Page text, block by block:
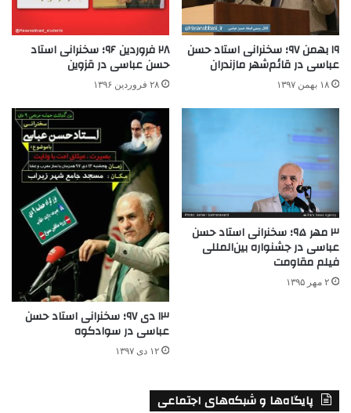
۱۹ بهمن ۹۷؛ سخنرانی استاد حسن
عباسی در قائم‌شهر مازندران
۱۸ بهمن ۱۳۹۷
۲۸ فروردین ۹۶؛ سخنرانی استاد
حسن عباسی در قزوین
۲۸ فروردین ۱۳۹۶
۳ مهر ۹۵؛ سخنرانی استاد حسن
عباسی در جشنواره بین‌المللی
فیلم مقاومت
۲ مهر ۱۳۹۵
۱۳ دی ۹۷؛ سخنرانی استاد حسن
عباسی در سوادکوه
۱۲ دی ۱۳۹۷
پایگاه‌ها و شبکه‌های اجتماعی